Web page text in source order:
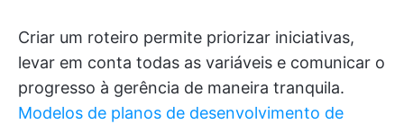
Criar um roteiro permite priorizar iniciativas,
levar em conta todas as variáveis e comunicar o
progresso à gerência de maneira tranquila.
Modelos de planos de desenvolvimento de